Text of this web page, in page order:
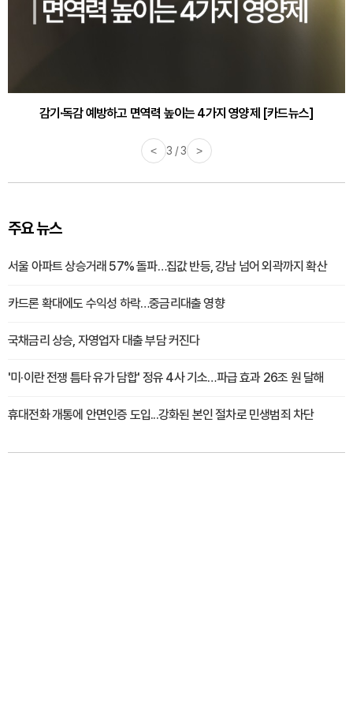
감기·독감 예방하고 면역력 높이는 4가지 영양제 [카드뉴스]
< 3 / 3 >
주요 뉴스
서울 아파트 상승거래 57% 돌파…집값 반등, 강남 넘어 외곽까지 확산
카드론 확대에도 수익성 하락…중금리대출 영향
국채금리 상승, 자영업자 대출 부담 커진다
'미·이란 전쟁 틈타 유가 담합' 정유 4사 기소…파급 효과 26조 원 달해
휴대전화 개통에 안면인증 도입...강화된 본인 절차로 민생범죄 차단